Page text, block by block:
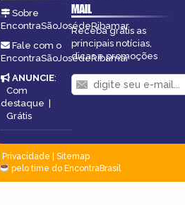
Sobre
EncontraSãoJosédeRibamar
Fale com o
EncontraSãoJosédeRibamar
ANUNCIE:
Com
destaque |
Grátis
MAIL
Receba grátis as
principais notícias,
dicas e promoções
Privacidade
Sitemap
pelo time do EncontraBrasil